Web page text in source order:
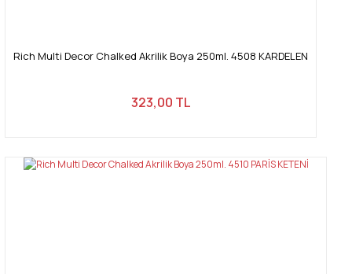
Rich Multi Decor Chalked Akrilik Boya 250ml. 4508 KARDELEN
323,00 TL